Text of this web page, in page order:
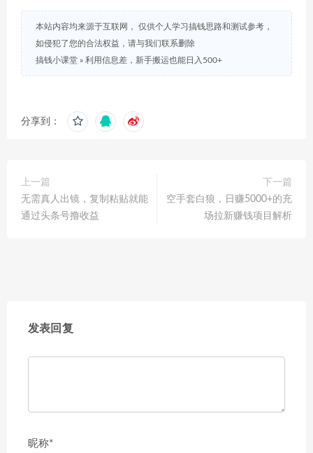
本站内容均来源于互联网， 仅供个人学习搞钱思路和测试参考，
如侵犯了您的合法权益，请与我们联系删除
搞钱小课堂 » 利用信息差，新手搬运也能日入500+
分享到：
上一篇
无需真人出镜，复制粘贴就能
通过头条号撸收益
下一篇
空手套白狼，日赚5000+的充
场拉新赚钱项目解析
发表回复
昵称*